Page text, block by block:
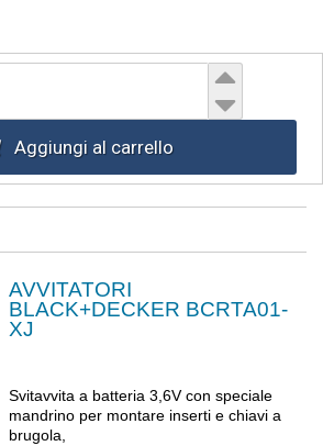
AVVITATORI
BLACK+DECKER BCRTA01-
XJ
Svitavvita a batteria 3,6V con speciale
mandrino per montare inserti e chiavi a
brugola,
Aggiungi al carrello